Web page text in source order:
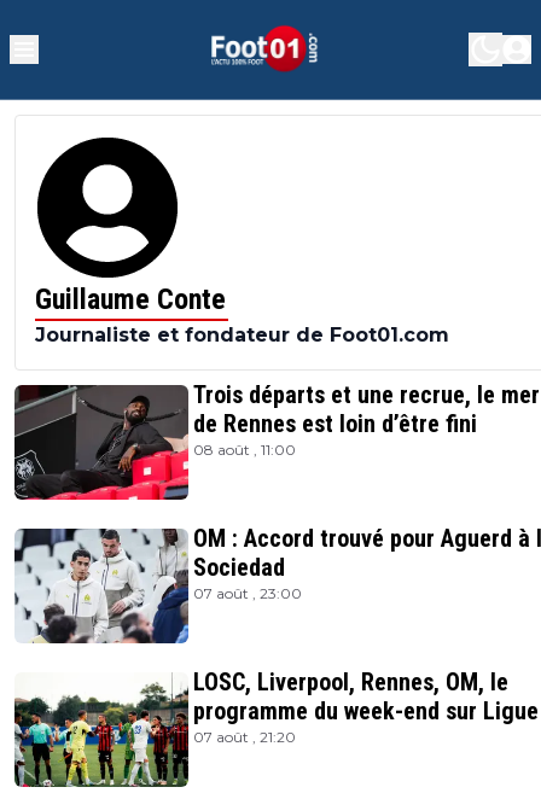
Guillaume Conte
Journaliste et fondateur de Foot01.com
Trois départs et une recrue, le
de Rennes est loin d’être fini
08 août , 11:00
OM : Accord trouvé pour Aguerd à
Sociedad
07 août , 23:00
LOSC, Liverpool, Rennes, OM, le
programme du week-end sur
07 août , 21:20